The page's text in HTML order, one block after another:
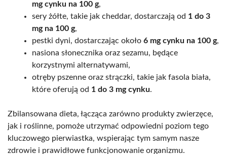
mg cynku na 100 g,
sery żółte, takie jak cheddar, dostarczają od 1 do 3
mg na 100 g,
pestki dyni, dostarczając około 6 mg cynku na 100 g,
nasiona słonecznika oraz sezamu, będące
korzystnymi alternatywami,
otręby pszenne oraz strączki, takie jak fasola biała,
które oferują od 1 do 3 mg cynku.
Zbilansowana dieta, łącząca zarówno produkty zwierzęce,
jak i roślinne, pomoże utrzymać odpowiedni poziom tego
kluczowego pierwiastka, wspierając tym samym nasze
zdrowie i prawidłowe funkcjonowanie organizmu.